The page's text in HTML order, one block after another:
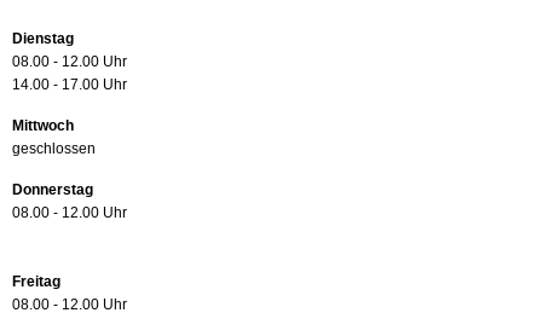
Dienstag
08.00 - 12.00 Uhr
14.00 - 17.00 Uhr
Mittwoch
geschlossen
Donnerstag
08.00 - 12.00 Uhr
Freitag
08.00 - 12.00 Uhr